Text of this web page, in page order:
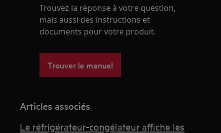
Trouvez la réponse à votre question,
mais aussi des instructions et
documents pour votre produit.
Trouver le manuel
Articles associés
Le réfrigérateur-congélateur affiche les